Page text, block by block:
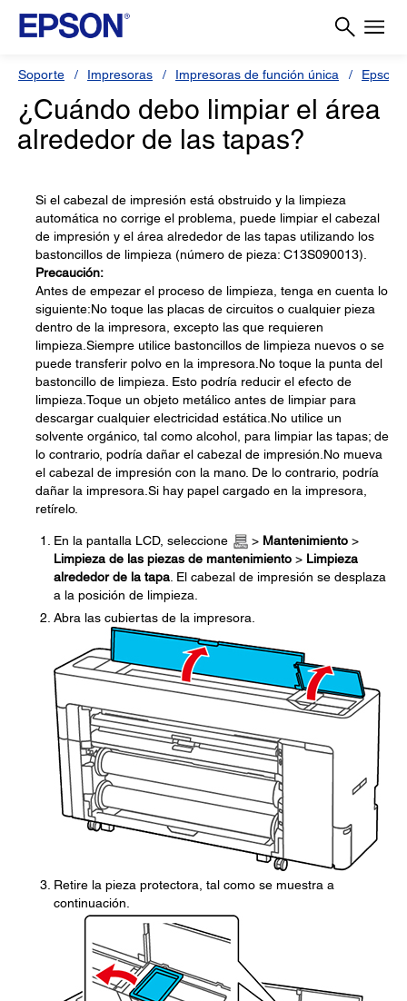
Soporte Impresoras Impresoras de función única Epson
¿Cuándo debo limpiar el área
alrededor de las tapas?
Si el cabezal de impresión está obstruido y la limpieza
automática no corrige el problema, puede limpiar el cabezal
de impresión y el área alrededor de las tapas utilizando los
bastoncillos de limpieza (número de pieza: C13S090013).
Precaución:
Antes de empezar el proceso de limpieza, tenga en cuenta lo
siguiente:No toque las placas de circuitos o cualquier pieza
dentro de la impresora, excepto las que requieren
limpieza.Siempre utilice bastoncillos de limpieza nuevos o se
puede transferir polvo en la impresora.No toque la punta del
bastoncillo de limpieza. Esto podría reducir el efecto de
limpieza.Toque un objeto metálico antes de limpiar para
descargar cualquier electricidad estática.No utilice un
solvente orgánico, tal como alcohol, para limpiar las tapas; de
lo contrario, podría dañar el cabezal de impresión.No mueva
el cabezal de impresión con la mano. De lo contrario, podría
dañar la impresora.Si hay papel cargado en la impresora,
retírelo.
En la pantalla LCD, seleccione > Mantenimiento >
Limpieza de las piezas de mantenimiento > Limpieza
alrededor de la tapa. El cabezal de impresión se desplaza
a la posición de limpieza.
Abra las cubiertas de la impresora.
Retire la pieza protectora, tal como se muestra a
continuación.